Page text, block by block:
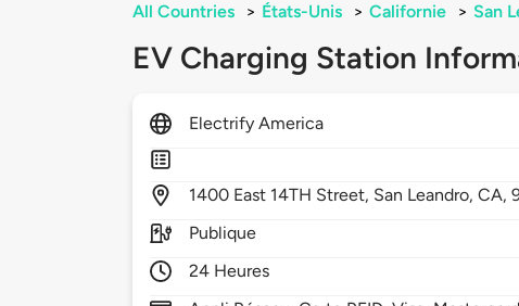
All Countries > États-Unis > Californie > San
EV Charging Station
Electrify America
1400 East 14TH Street, San Leandro,CA,
Publique
24 Heures